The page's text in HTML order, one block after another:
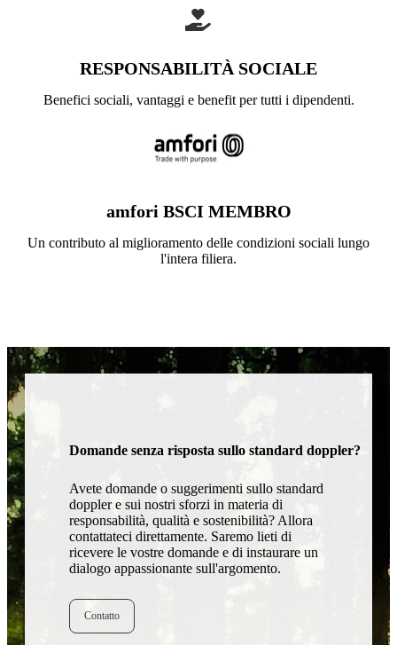
RESPONSABILITÀ SOCIALE
Benefici sociali, vantaggi e benefit per tutti i dipendenti.
amfori BSCI MEMBRO
Un contributo al miglioramento delle condizioni sociali lungo
l'intera filiera.
Domande senza risposta sullo standard doppler?
Avete domande o suggerimenti sullo standard
doppler e sui nostri sforzi in materia di
responsabilità, qualità e sostenibilità? Allora
contattateci direttamente. Saremo lieti di
ricevere le vostre domande e di instaurare un
dialogo appassionante sull'argomento.
Contatto